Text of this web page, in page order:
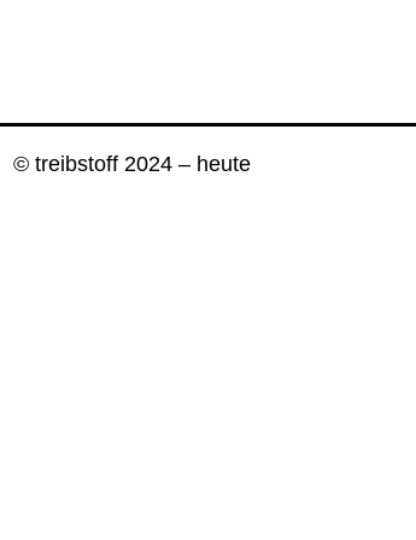
© treibstoff 2024 – heute